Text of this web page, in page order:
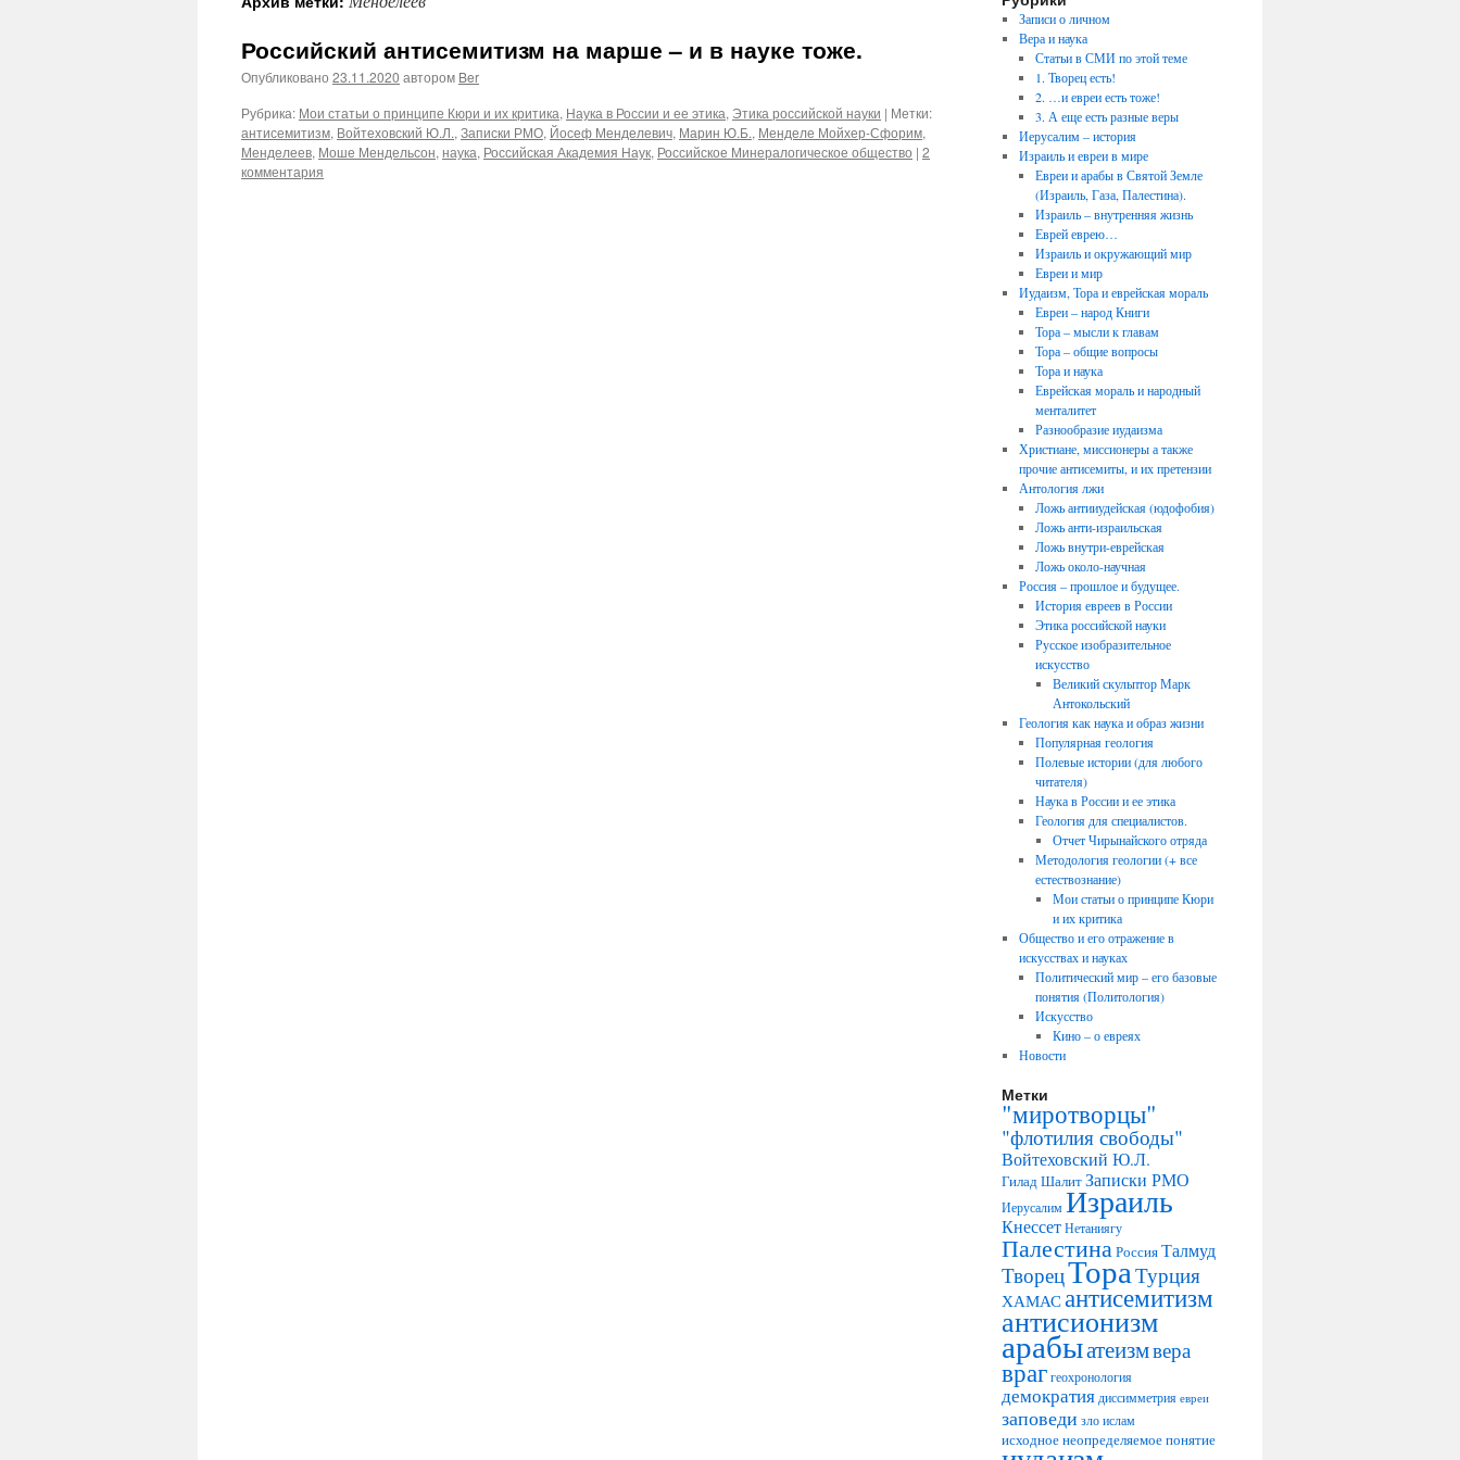
Российский антисемитизм на марше – и в науке тоже.
Опубликовано 23.11.2020 автором Ber
Рубрика: Мои статьи о принципе Кюри и их критика, Наука в России и ее этика, Этика российской науки | Метки:
антисемитизм, Войтеховский Ю.Л., Записки РМО, Йосеф Менделевич, Марин Ю.Б., Менделе Мойхер-Сфорим,
Менделеев, Моше Мендельсон, наука, Российская Академия Наук, Российское Минералогическое общество | 2
комментария
Записи о личном
Вера и наука
Статьи в СМИ по этой теме
1. Творец есть!
2. …и евреи есть тоже!
3. А еще есть разные веры
Иерусалим – история
Израиль и евреи в мире
Евреи и арабы в Святой Земле
(Израиль, Газа, Палестина).
Израиль – внутренняя жизнь
Еврей еврею…
Израиль и окружающий мир
Евреи и мир
Иудаизм, Тора и еврейская мораль
Евреи – народ Книги
Тора – мысли к главам
Тора – общие вопросы
Тора и наука
Еврейская мораль и народный
менталитет
Разнообразие иудаизма
Христиане, миссионеры а также
прочие антисемиты, и их претензии
Антология лжи
Ложь антииудейская (юдофобия)
Ложь анти-израильская
Ложь внутри-еврейская
Ложь около-научная
Россия – прошлое и будущее.
История евреев в России
Этика российской науки
Русское изобразительное
искусство
Великий скульптор Марк
Антокольский
Геология как наука и образ жизни
Популярная геология
Полевые истории (для любого
читателя)
Наука в России и ее этика
Геология для специалистов.
Отчет Чирынайского отряда
Методология геологии (+ все
естествознание)
Мои статьи о принципе Кюри
и их критика
Общество и его отражение в
искусствах и науках
Политический мир – его базовые
понятия (Политология)
Искусство
Кино – о евреях
Новости
Метки
"миротворцы"
"флотилия свободы"
Войтеховский Ю.Л.
Гилад ШалитЗаписки РМО
ИерусалимИзраиль
КнессетНетаниягу
ПалестинаРоссияТалмуд
ТворецТораТурция
ХАМАСантисемитизм
антисионизм
арабыатеизмвера
враггеохронология
демократия диссимметрия евреи
заповеди злоислам
исходное неопределяемое понятие